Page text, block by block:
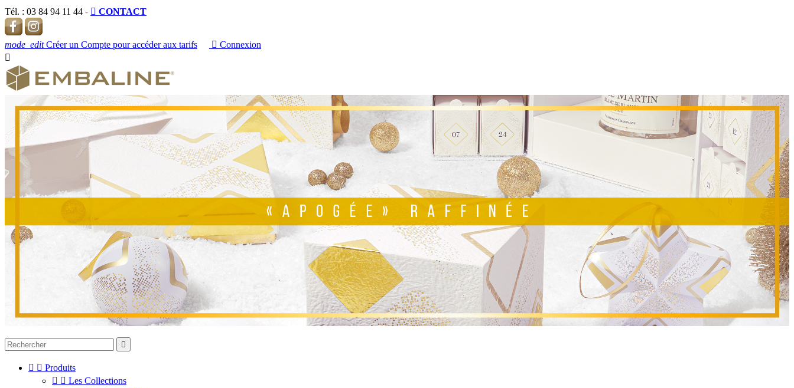
Tél. : 03 84 94 11 44 -  CONTACT
mode_edit Créer un Compte pour accéder aux tarifs  Connexion


  Produits
  Les Collections